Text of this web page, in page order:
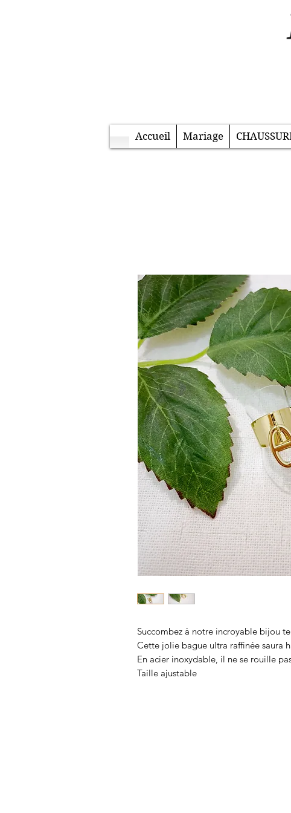
Accueil Mariage
Succombez à notre incroyable bijou
Cette jolie bague ultra raffinée saura
En acier inoxydable, il ne se rouille
Taille ajustable